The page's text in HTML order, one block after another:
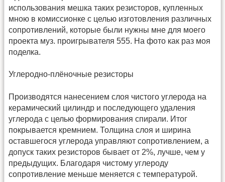
использования мешка таких резисторов, купленных
мною в комиссионке с целью изготовления различных
сопротивлений, которые были нужны мне для моего
проекта муз. проигрывателя 555. На фото как раз моя
поделка.
Углеродно-плёночные резисторы
Производятся нанесением слоя чистого углерода на
керамический цилиндр и последующего удаления
углерода с целью формирования спирали. Итог
покрывается кремнием. Толщина слоя и ширина
оставшегося углерода управляют сопротивлением, а
допуск таких резисторов бывает от 2%, лучше, чем у
предыдущих. Благодаря чистому углероду
сопротивление меньше меняется с температурой.